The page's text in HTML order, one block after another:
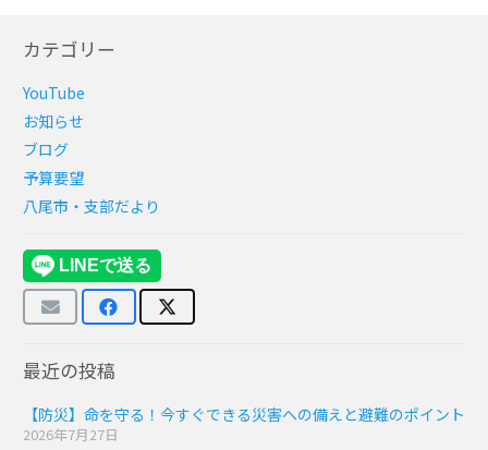
カテゴリー
YouTube
お知らせ
ブログ
予算要望
八尾市・支部だより
最近の投稿
【防災】命を守る！今すぐできる災害への備えと避難のポイント
2026年7月27日